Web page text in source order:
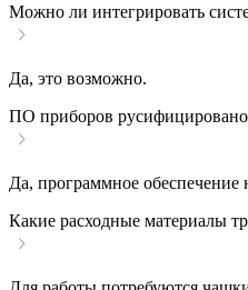
Можно ли интегрировать
Да, это возможно.
ПО приборов
Да, программное обеспечение
Какие расходные материалы